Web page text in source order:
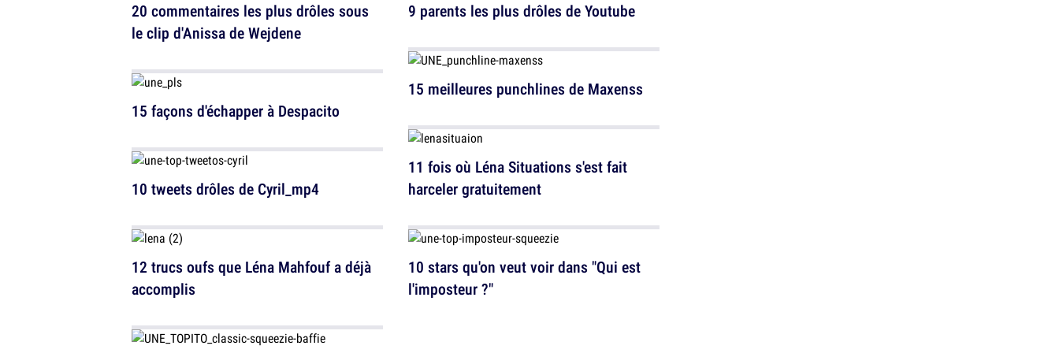
20 commentaires les plus drôles sous
le clip d'Anissa de Wejdene
15 façons d'échapper à Despacito
10 tweets drôles de Cyril_mp4
12 trucs oufs que Léna Mahfouf a déjà
accomplis
9 parents les plus drôles de Youtube
15 meilleures punchlines de Maxenss
11 fois où Léna Situations s'est fait
harceler gratuitement
10 stars qu'on veut voir dans "Qui est
l'imposteur ?"